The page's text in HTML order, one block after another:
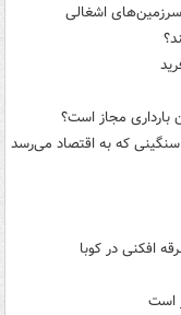
اشغالی
بارداری مجاز است؟
که به اقتصاد می‌رسد
افکنی در کوبا
است